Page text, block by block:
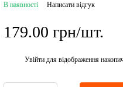
В наявності Написати відгук
179.00 грн/шт.
Увійти для відображення